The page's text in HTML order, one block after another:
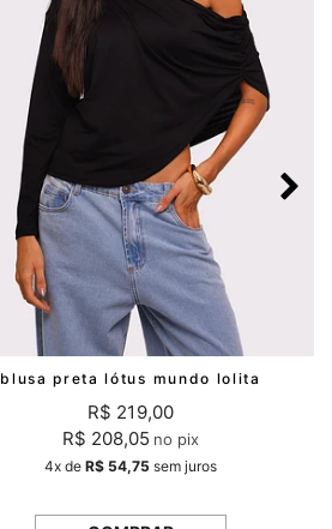
blusa preta lótus mundo lolita
R$ 219,00
R$ 208,05 no pix
4x de R$ 54,75 sem juros